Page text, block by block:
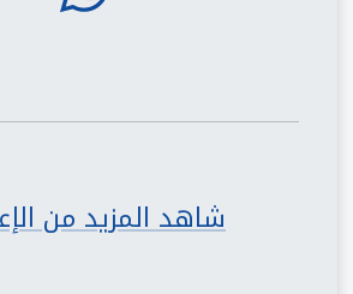
شاهد المزيد من